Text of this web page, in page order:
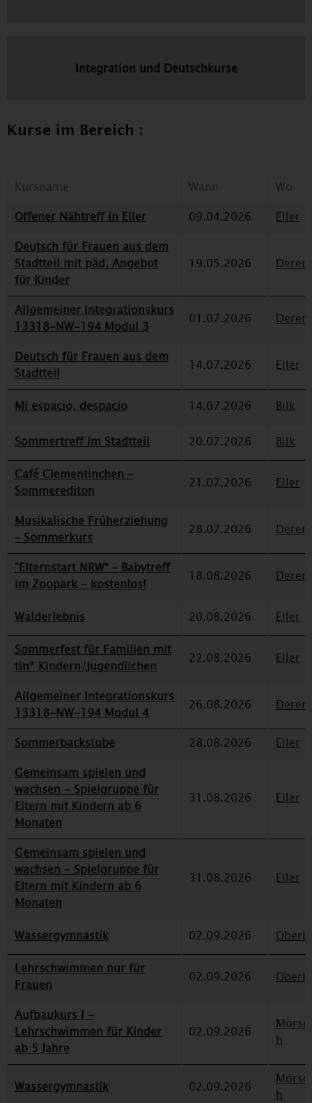
Integration und Deutschkurse
Kurse im Bereich :
Kursname Wann
Wo
Offener Nähtreff in Eller
09.04.2026
Eller
Deutsch für Frauen aus dem
Stadtteil mit päd. Angebot
für Kinder
19.05.2026
Allgemeiner Integrationskurs
13318-NW-194 Modul 3
01.07.2026
Deutsch für Frauen aus dem
Stadtteil
14.07.2026 Eller
Mi espacio, despacio 14.07.2026 Bilk
Sommertreff im Stadtteil 20.07.2026
Bilk
Café Clementinchen -
Sommerediton
21.07.2026 Eller
Musikalische Früherziehung
– Sommerkurs
28.07.2026
"Elternstart NRW“ – Babytreff
im Zoopark - kostenlos!
18.08.2026
Walderlebnis 20.08.2026
Eller
Sommerfest für Familien mit
tin* Kindern/Jugendlichen
22.08.2026 Eller
Allgemeiner Integrationskurs
13318-NW-194 Modul 4
26.08.2026
Sommerbackstube 28.08.2026
Eller
Gemeinsam spielen und
wachsen - Spielgruppe für
Eltern mit Kindern ab 6
Monaten
31.08.2026 Eller
Gemeinsam spielen und
wachsen - Spielgruppe für
Eltern mit Kindern ab 6
Monaten
31.08.2026 Eller
Wassergymnastik 02.09.2026
Lehrschwimmen nur für
Frauen
02.09.2026
Aufbaukurs I -
Lehrschwimmen für Kinder
ab 5 Jahre
02.09.2026
h
Wassergymnastik 02.09.2026
h